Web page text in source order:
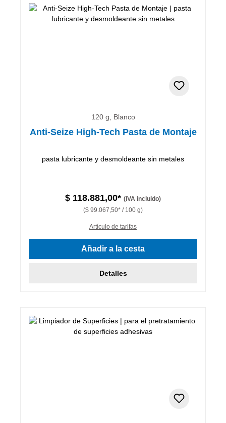
120 g, Blanco
Anti-Seize High-Tech Pasta de Montaje
pasta lubricante y desmoldeante sin metales
$ 118.881,00* (IVA incluido)
($ 99.067,50* / 100 g)
Artículo de tarifas
Añadir a la cesta
Detalles